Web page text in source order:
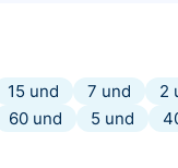
15 und 7 und
2
60 und 5 und